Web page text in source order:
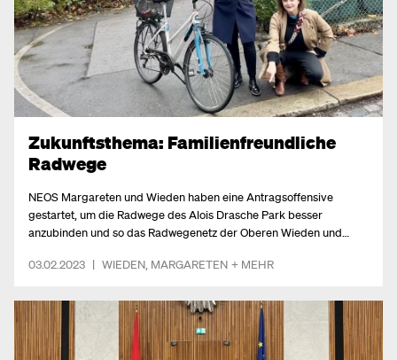
Zukunftsthema: Familienfreundliche
Radwege
NEOS Margareten und Wieden haben eine Antragsoffensive
gestartet, um die Radwege des Alois Drasche Park besser
anzubinden und so das Radwegenetz der Oberen Wieden und
03.02.2023 | WIEDEN MARGARETEN + MEHR